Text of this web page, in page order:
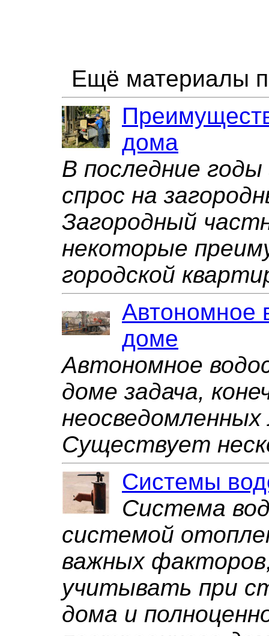
Ещё материалы
дома
В последние
спрос на
Загородный
некоторые
городской
Автономное
доме
Автономное
доме задача,
Существует
Системы
Система
системой
важных
учитывать при
дома и